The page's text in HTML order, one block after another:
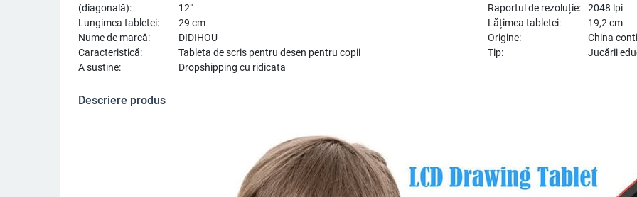
(diagonală):
12" Raportul de rezoluție:
2048 lpi
Lungimea tabletei:
29 cm Lățimea tabletei:
19,2 cm
Nume de marcă:
DIDIHOU Origine:
China
Caracteristică:
Tableta de scris pentru desen pentru copii Tip:
Jucării
A sustine:
Dropshipping cu ridicata
Descriere produs